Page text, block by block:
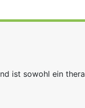
ist sowohl ein